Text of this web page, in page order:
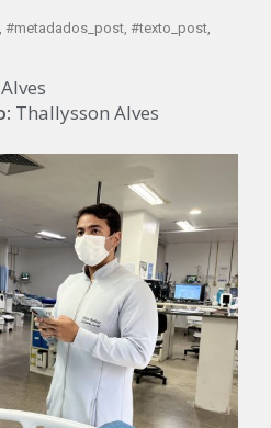
#metadados_post, #texto_post,
Thallysson Alves